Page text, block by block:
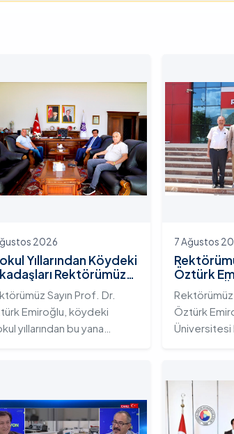
2026
Yıllarından Köydeki
Rektörümüzü
EttiSayın Prof. Dr.
Emiroğlu, köydeki
yıllarından bu yana
gelen Sayın Erol
Rektörümüz Sayın Prof.
7 Ağustos
Öztürk
Amasya
Ziyaret
Rektörümüz
Öztürk
Üniversitesi
ziyarette
Rektör
Murat Kurt